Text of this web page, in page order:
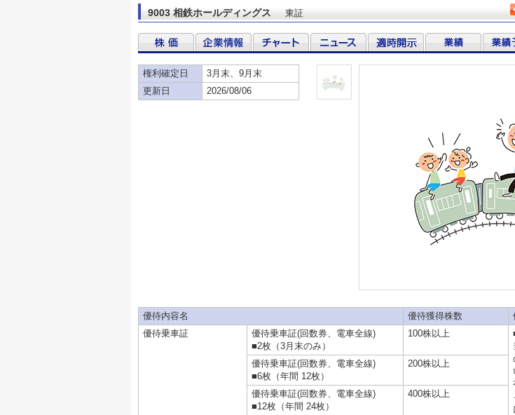
9003 相鉄ホールディングス 東証
権利確定日
3月末、9月末
更新日
2026/08/06
優待内容名 優待獲得株数
優待乗車証
優待乗車証(回数券、電車全線)
■2枚（3月末のみ）
100株以上
優待乗車証(回数券、電車全線)
■6枚（年間 12枚）
200株以上
優待乗車証(回数券、電車全線)
■12枚（年間 24枚）
400株以上